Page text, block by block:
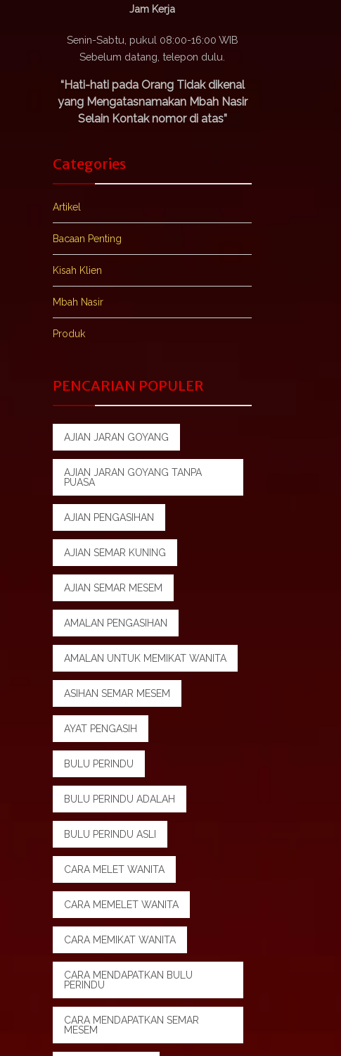
Jam Kerja
Senin-Sabtu, pukul 08:00-16:00 WIB
Sebelum datang, telepon dulu.
“Hati-hati pada Orang Tidak dikenal
yang Mengatasnamakan Mbah Nasir
Selain Kontak nomor di atas”
Categories
Artikel
Bacaan Penting
Kisah Klien
Mbah Nasir
Produk
PENCARIAN POPULER
AJIAN JARAN GOYANG
AJIAN JARAN GOYANG TANPA
PUASA
AJIAN PENGASIHAN
AJIAN SEMAR KUNING
AJIAN SEMAR MESEM
AMALAN PENGASIHAN
AMALAN UNTUK MEMIKAT WANITA
ASIHAN SEMAR MESEM
AYAT PENGASIH
BULU PERINDU
BULU PERINDU ADALAH
BULU PERINDU ASLI
CARA MELET WANITA
CARA MEMELET WANITA
CARA MEMIKAT WANITA
CARA MENDAPATKAN BULU
PERINDU
CARA MENDAPATKAN SEMAR
MESEM